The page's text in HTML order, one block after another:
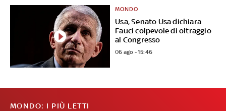
Usa, Senato Usa dichiara
Fauci colpevole di oltraggio
al Congresso
MONDO
06 ago - 15:46
MONDO: I PIÙ LETTI